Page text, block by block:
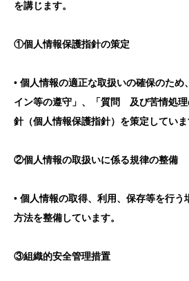
を講じます。
①個人情報保護指針の策定
• 個人情報の適正な取扱いの確保のため
イン等の遵守」、「質問 及び苦情処
針（個人情報保護指針）を策定していま
②個人情報の取扱いに係る規律の整備
• 個人情報の取得、利用、保存等を行う
方法を整備しています。
③組織的安全管理措置